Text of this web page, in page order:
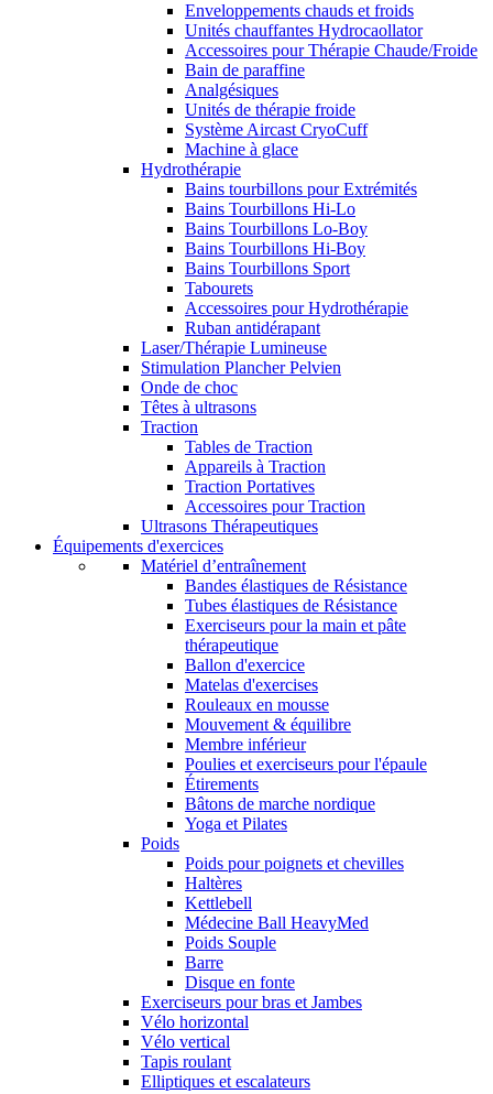
Enveloppements chauds et froids
Unités chauffantes Hydrocaollator
Accessoires pour Thérapie Chaude/Froide
Bain de paraffine
Analgésiques
Unités de thérapie froide
Système Aircast CryoCuff
Machine à glace
Hydrothérapie
Bains tourbillons pour Extrémités
Bains Tourbillons Hi-Lo
Bains Tourbillons Lo-Boy
Bains Tourbillons Hi-Boy
Bains Tourbillons Sport
Tabourets
Accessoires pour Hydrothérapie
Ruban antidérapant
Laser/Thérapie Lumineuse
Stimulation Plancher Pelvien
Onde de choc
Têtes à ultrasons
Traction
Tables de Traction
Appareils à Traction
Traction Portatives
Accessoires pour Traction
Ultrasons Thérapeutiques
Équipements d'exercices
Matériel d’entraînement
Bandes élastiques de Résistance
Tubes élastiques de Résistance
Exerciseurs pour la main et pâte
thérapeutique
Ballon d'exercice
Matelas d'exercises
Rouleaux en mousse
Mouvement & équilibre
Membre inférieur
Poulies et exerciseurs pour l'épaule
Étirements
Bâtons de marche nordique
Yoga et Pilates
Poids
Poids pour poignets et chevilles
Haltères
Kettlebell
Médecine Ball HeavyMed
Poids Souple
Barre
Disque en fonte
Exerciseurs pour bras et Jambes
Vélo horizontal
Vélo vertical
Tapis roulant
Elliptiques et escalateurs